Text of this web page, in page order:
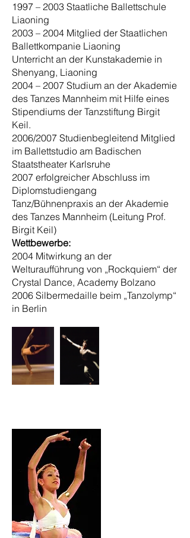
1997 – 2003 Staatliche Ballettschule
Liaoning
2003 – 2004 Mitglied der Staatlichen
Ballettkompanie Liaoning
Unterricht an der Kunstakademie in
Shenyang, Liaoning
2004 – 2007 Studium an der Akademie
des Tanzes Mannheim mit Hilfe eines
Stipendiums der Tanzstiftung Birgit
Keil.
2006/2007 Studienbegleitend Mitglied
im Ballettstudio am Badischen
Staatstheater Karlsruhe
2007 erfolgreicher Abschluss im
Diplomstudiengang
Tanz/Bühnenpraxis an der Akademie
des Tanzes Mannheim (Leitung Prof.
Birgit Keil)
Wettbewerbe:
2004 Mitwirkung an der
Welturaufführung von „Rockquiem“ der
Crystal Dance, Academy Bolzano
2006 Silbermedaille beim „Tanzolymp“
in Berlin